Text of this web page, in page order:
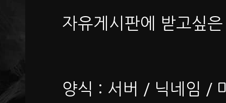
자유게시판에 받고싶
양식 : 서버 / 닉네임 /